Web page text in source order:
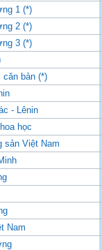
1 (*)
2 (*)
3 (*)
căn bản (*)
- Lênin
học
sản Việt Nam
Nam